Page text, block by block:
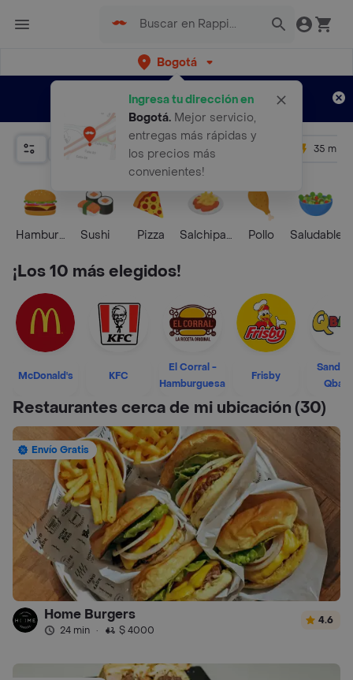
Bogotá
Ingresa tu dirección en
Bogotá. Mejor servicio,
entregas más rápidas y
los precios más
convenientes!
envíos gratis por semanas Aplican TyC
Relevancia Promos 35 mins
HamburguesaSushi Pizza Salchipapas Pollo Saludable
¡Los 10 más elegidos!
McDonald's KFC
El Corral -
Hamburguesa
Frisby
Restaurantes cerca de mi ubicación(30)
Envío Gratis
Home Burgers
24 min · $ 4000
4.6